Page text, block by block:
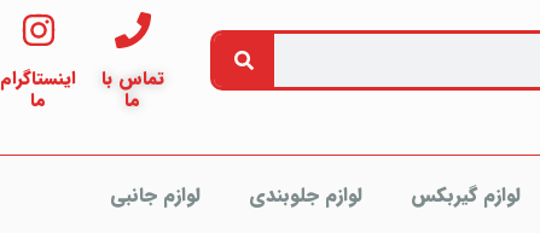
تماس با
ما
اینستاگرام
ما
لوازم گیربکس لوازم جلوبندی لوازم جانبی